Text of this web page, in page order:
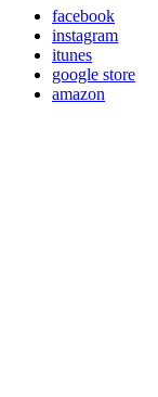
facebook
instagram
itunes
google store
amazon